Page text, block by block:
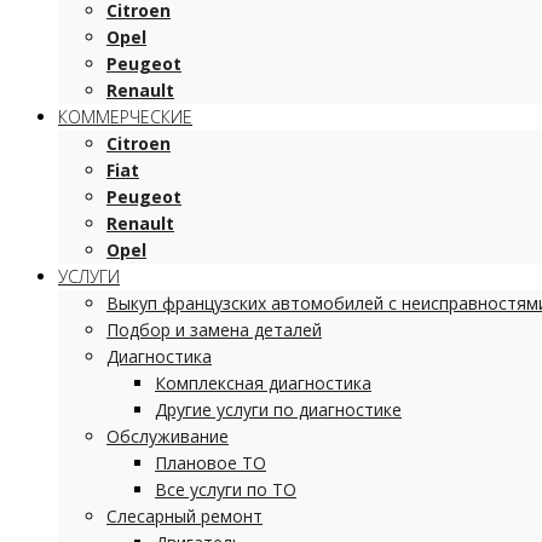
Citroen
Opel
Peugeot
Renault
КОММЕРЧЕСКИЕ
Citroen
Fiat
Peugeot
Renault
Opel
УСЛУГИ
Выкуп французских автомобилей с
Подбор и замена деталей
Диагностика
Комплексная диагностика
Другие услуги по диагностике
Обслуживание
Плановое ТО
Все услуги по ТО
Слесарный ремонт